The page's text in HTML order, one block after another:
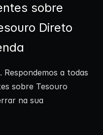
sobre
Direto
Respondemos a todas
sobre Tesouro
na sua